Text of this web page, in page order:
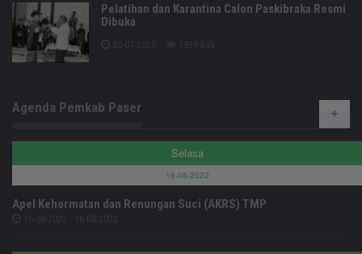
Pelatihan dan Karantina Calon Paskibraka Resmi
Dibuka
Agenda Pemkab Paser
Selasa
16-08-2022
Apel Kehormatan dan Renungan Suci (AKRS) TMP